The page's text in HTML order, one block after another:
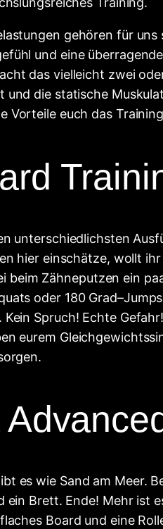
gehören für
und eine
das vielleicht zwei
und die statische
Vorteile euch das
unterschiedlichsten
hier einschätze, wollt
beim Zähneputzen ein
oder 180
Spruch! Echte
eurem
es wie Sand am Meer.
ein Brett. Ende! Mehr ist
Board und eine